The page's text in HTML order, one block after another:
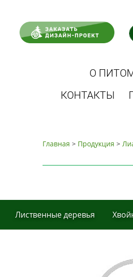
О
КОНТАКТЫ
Главная > Продукция >
Листвeнныe дeрeвья